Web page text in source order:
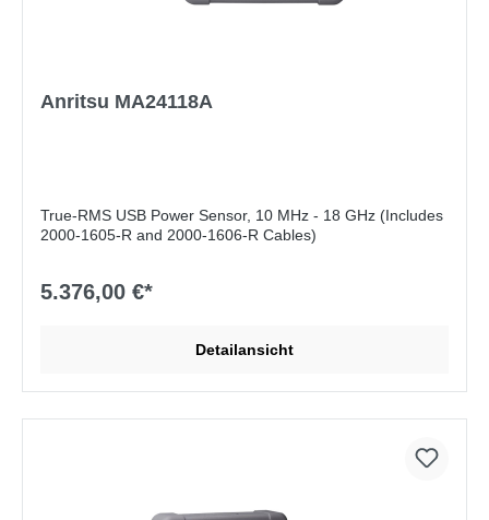
Anritsu MA24118A
True-RMS USB Power Sensor, 10 MHz - 18 GHz (Includes
2000-1605-R and 2000-1606-R Cables)
5.376,00 €*
Detailansicht